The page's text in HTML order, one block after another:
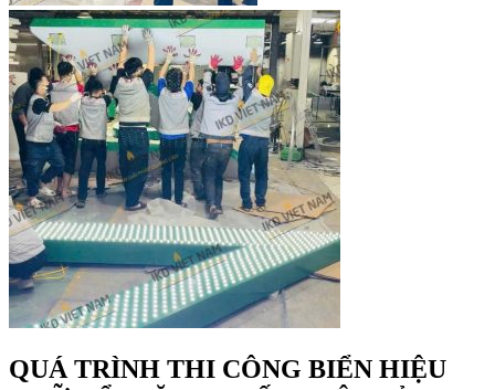
QUÁ TRÌNH THI CÔNG BIỂN HIỆU